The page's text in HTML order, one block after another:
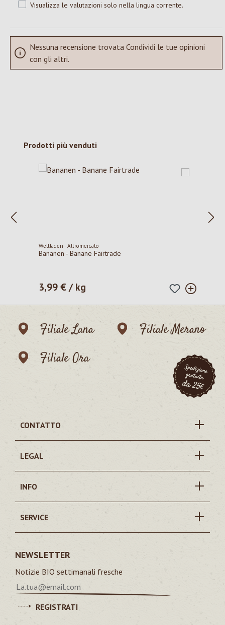
Visualizza le valutazioni solo nella lingua corrente.
Nessuna recensione trovata Condividi le tue opinioni
con gli altri.
Salta la galleria dei prodotti
Prodotti più venduti
Weltladen - Altromercato
Bananen - Banane Fairtrade
Prezzo normale:
3,99 € / kg
Filiale Lana
Filiale Merano
Filiale Ora
CONTATTO
LEGAL
INFO
SERVICE
NEWSLETTER
Notizie BIO settimanali fresche
REGISTRATI